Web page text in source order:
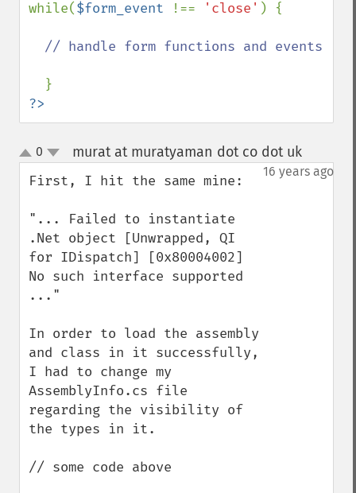
while($form_event !== 'close' ) {
// handle form functions and events
?>
up
down
0 murat at muratyaman dot co dot uk¶
16 years ago
First, I hit the same mine:
"... Failed to instantiate
.Net object [Unwrapped, QI
for IDispatch] [0x80004002]
No such interface supported
..."
In order to load the assembly
and class in it successfully,
I had to change my
AssemblyInfo.cs file
regarding the visibility of
the types in it.
// some code above